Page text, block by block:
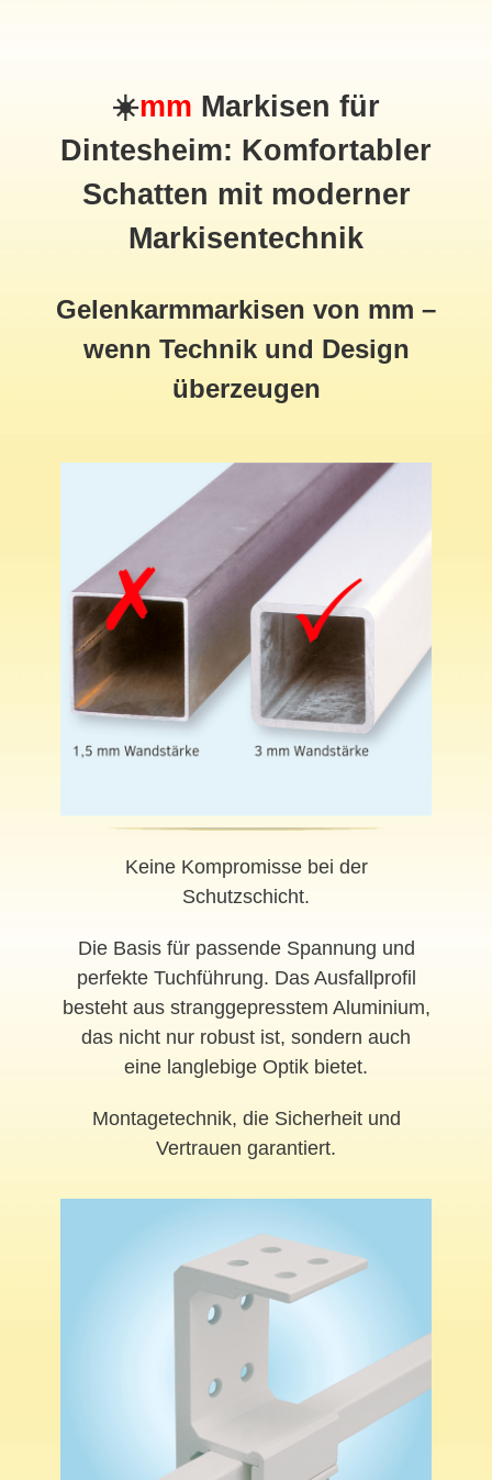
☀️mm Markisen für
Dintesheim: Komfortabler
Schatten mit moderner
Markisentechnik
Gelenkarmmarkisen von mm –
wenn Technik und Design
überzeugen
Keine Kompromisse bei der
Schutzschicht.
Die Basis für passende Spannung und
perfekte Tuchführung. Das Ausfallprofil
besteht aus stranggepresstem Aluminium,
das nicht nur robust ist, sondern auch
eine langlebige Optik bietet.
Montagetechnik, die Sicherheit und
Vertrauen garantiert.